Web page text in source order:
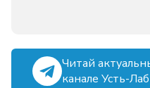
Читай
канале Усть-